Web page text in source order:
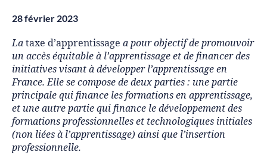
28 février 2023
La taxe d’apprentissage a pour objectif de promouvoir
un accès équitable à l’apprentissage et de financer des
initiatives visant à développer l’apprentissage en
France. Elle se compose de deux parties : une partie
principale qui finance les formations en apprentissage,
et une autre partie qui finance le développement des
formations professionnelles et technologiques initiales
(non liées à l’apprentissage) ainsi que l’insertion
professionnelle.